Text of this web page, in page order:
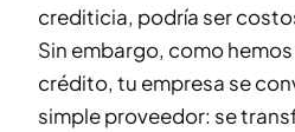
crediticia, podría ser
Sin embargo, como
crédito, tu empresa se
simple proveedor: se